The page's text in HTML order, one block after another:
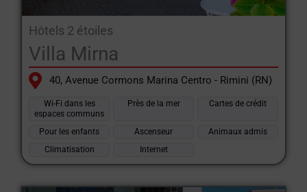
Hôtels 2 étoiles
Villa Mirna
40, Avenue Cormons Marina Centro - Rimini (RN)
Wi-Fi dans les
espaces communs
Près de la mer Cartes de crédit
Pour les enfants Ascenseur
Animaux admis
Climatisation
Internet